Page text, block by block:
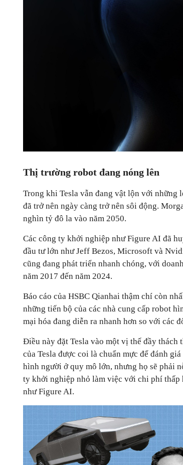
Thị trường robot đang nóng lên
Trong khi Tesla vẫn đang vật lộn với
đã trở nên ngày càng trở nên sôi động.
nghìn tỷ đô la vào năm 2050.
Các công ty khởi nghiệp như Figure AI đã
đầu tư lớn như Jeff Bezos, Microsoft và
cũng đang phát triển nhanh chóng, với
năm 2017 đến năm 2024.
Báo cáo của HSBC Qianhai thậm chí còn
những tiến bộ của các nhà cung cấp robot
mại hóa đang diễn ra nhanh hơn so với các
Điều này đặt Tesla vào một vị thế đầy thách
của Tesla được coi là chuẩn mực để đánh
hình người ở quy mô lớn, nhưng họ sẽ phải
ty khởi nghiệp nhỏ làm việc với chi phí thấp
như Figure AI.